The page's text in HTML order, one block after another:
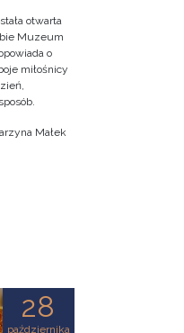
otwarta
Muzeum
o
miłośnicy
Małek
28
października